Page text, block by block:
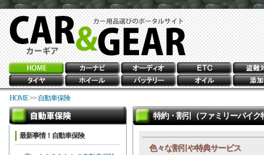
HOME>> 自動車保険
最新事情！自動車保険
特約・割引（ファミリーバイ
色々な割引や特典サービス